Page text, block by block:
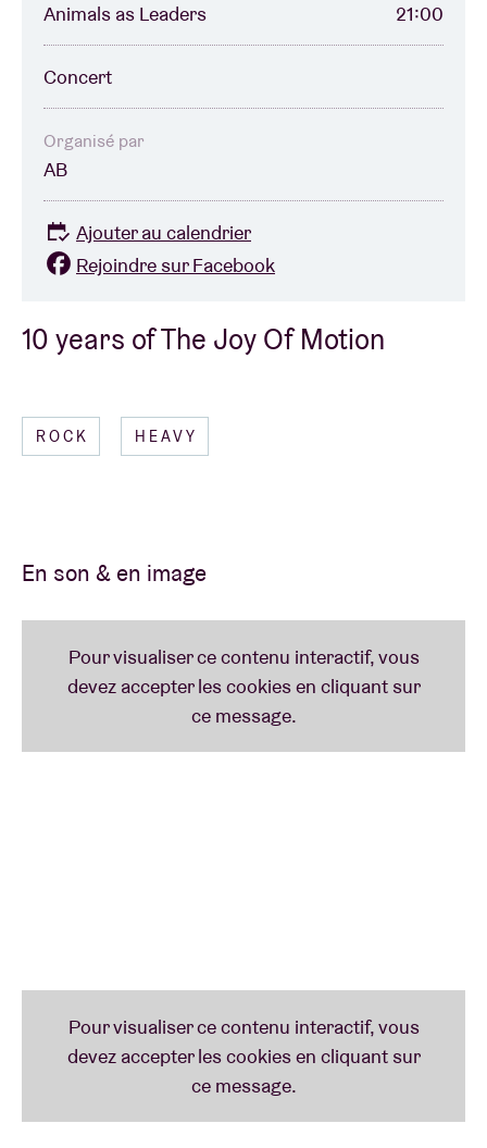
À propos de l'AB
Contact
10 years of The Joy Of Motion
ROCK HEAVY
En son & en image
Animals as Leaders
21:00
Concert
Organisé par
AB
Ajouter au calendrier
Rejoindre sur Facebook